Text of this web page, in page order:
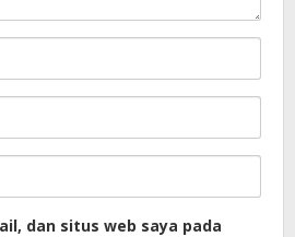
dan situs web saya pada